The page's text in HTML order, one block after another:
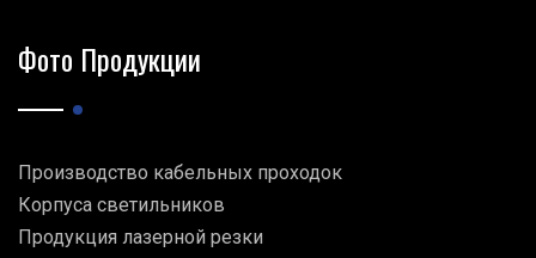
Фото Продукции
Производство кабельных проходок
Корпуса светильников
Продукция лазерной резки